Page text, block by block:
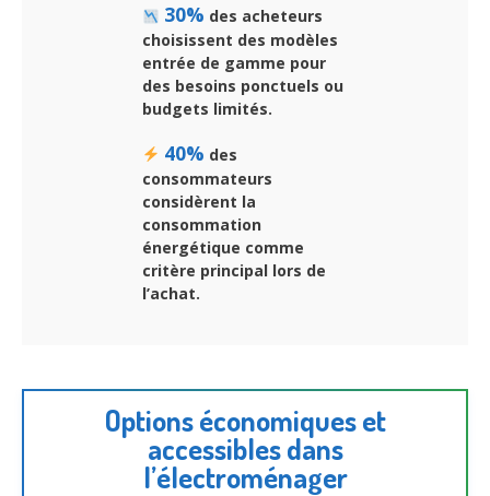
30% des acheteurs
choisissent des modèles
entrée de gamme pour
des besoins ponctuels ou
budgets limités.
40% des
consommateurs
considèrent la
consommation
énergétique comme
critère principal lors de
l’achat.
Options économiques et
accessibles dans
l’électroménager